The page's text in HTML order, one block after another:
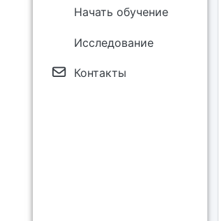
Начать обучение
Исследование
Контакты